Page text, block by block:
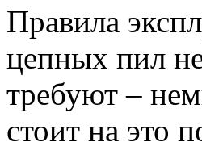
Правила
цепных пил
требуют –
стоит на это